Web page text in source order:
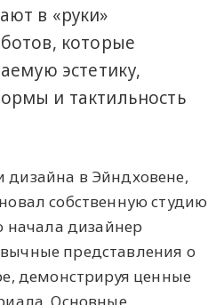
в «руки»
которые
эстетику,
и тактильность
дизайна в Эйндховене,
собственную студию
начала дизайнер
представления о
демонстрируя ценные